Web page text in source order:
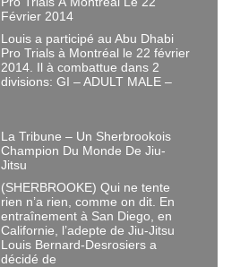
Février 2014
Louis a participé au Abu Dhabi
Pro Trials à Montréal le 22 février
2014. Il à combattue dans 2
divisions: GI – ADULT MALE –
La Tribune – Un Sherbrookois
Champion Du Monde De Jiu-
Jitsu
(SHERBROOKE) Qui ne tente
rien n’a rien, comme on dit. En
entraînement à San Diego, en
Californie, l’adepte de Jiu-Jitsu
Louis Bernard-Desrosiers a
décidé de